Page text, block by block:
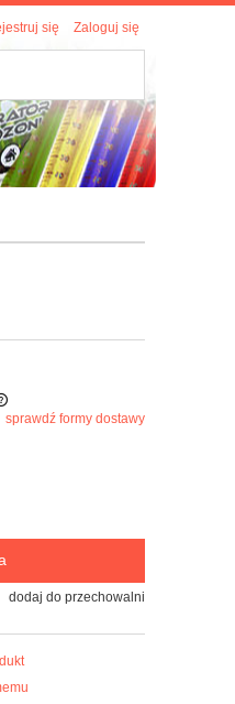
się Zaloguj się
sprawdź formy dostawy
dodaj do przechowalni